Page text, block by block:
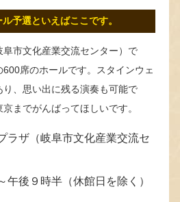
予選といえばここです。
市文化産業交流センター）で
席のホールです。スタインウェ
、思い出に残る演奏も可能で
までがんばってほしいです。
ザ（岐阜市文化産業交流セ
後９時半（休館日を除く）